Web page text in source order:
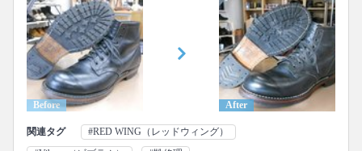
Before After
関連タグ
#RED WING（レッドウィング）